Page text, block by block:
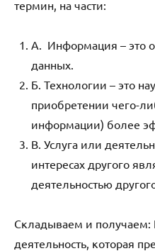
термин, на части:
А. Информация – это
данных.
Б. Технологии – это
приобретении чего-
информации) более
В. Услуга или
интересах другого
деятельностью
Складываем и получаем:
деятельность, которая